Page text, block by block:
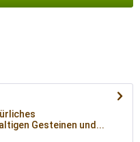
Gesteinen und...